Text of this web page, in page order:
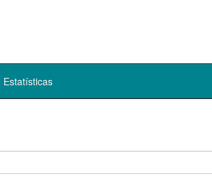
Estatísticas